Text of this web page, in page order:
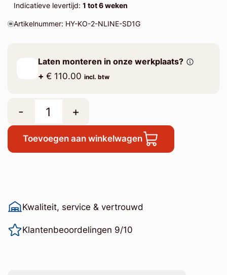
Indicatieve levertijd: 1 tot 6 weken
Artikelnummer: HY-KO-2-NLINE-SD1G
Laten monteren in onze werkplaats?
+ € 110.00 incl. btw
- +
Toevoegen aan winkelwagen
Kwaliteit, service & vertrouwd
Klantenbeoordelingen 9/10